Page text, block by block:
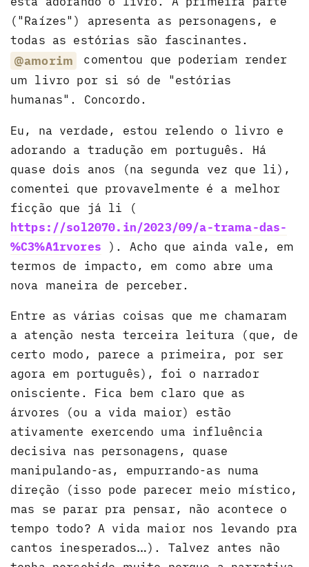
("Raízes") apresenta as personagens, e
todas as estórias são fascinantes.
@amorim
comentou que poderiam render
um livro por si só de "estórias
humanas". Concordo.
Eu, na verdade, estou relendo o livro e
adorando a tradução em português. Há
quase dois anos (na segunda vez que li),
comentei que provavelmente é a melhor
ficção que já li (
https://sol2070.in/2023/09/a-trama-das-
%C3%A1rvores ). Acho que ainda vale, em
termos de impacto, em como abre uma
nova maneira de perceber.
Entre as várias coisas que me chamaram
a atenção nesta terceira leitura (que, de
certo modo, parece a primeira, por ser
agora em português), foi o narrador
onisciente. Fica bem claro que as
árvores (ou a vida maior) estão
ativamente exercendo uma influência
decisiva nas personagens, quase
manipulando-as, empurrando-as numa
direção (isso pode parecer meio místico,
mas se parar pra pensar, não acontece o
tempo todo? A vida maior nos levando pra
cantos inesperados…). Talvez antes não